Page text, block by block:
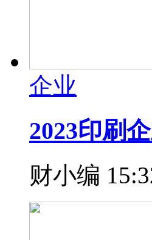
企业
2023印刷
财小编